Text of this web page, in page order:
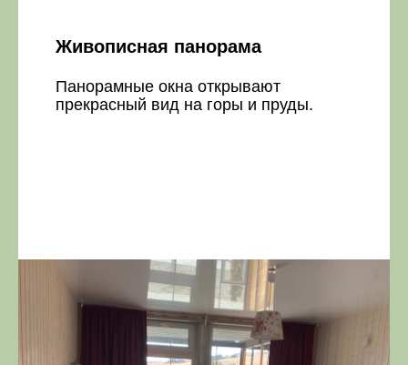
Живописная панорама
Панорамные окна открывают
прекрасный вид на горы и пруды.